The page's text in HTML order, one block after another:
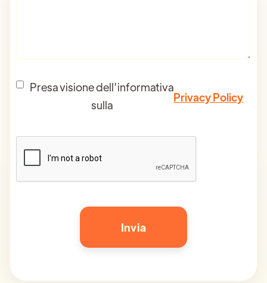
Presa visione dell’informativa
sulla
Privacy Policy